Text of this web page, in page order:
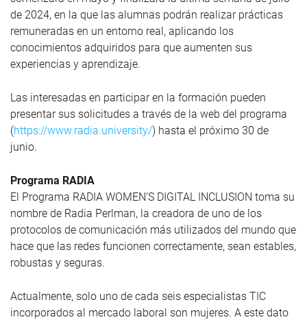
de 2024, en la que las alumnas podrán realizar prácticas
remuneradas en un entorno real, aplicando los
conocimientos adquiridos para que aumenten sus
experiencias y aprendizaje.
Las interesadas en participar en la formación pueden
presentar sus solicitudes a través de la web del programa
(https://www.radia.university/) hasta el próximo 30 de
junio.
Programa RADIA
El Programa RADIA WOMEN’S DIGITAL INCLUSION toma su
nombre de Radia Perlman, la creadora de uno de los
protocolos de comunicación más utilizados del mundo que
hace que las redes funcionen correctamente, sean estables,
robustas y seguras.
Actualmente, solo uno de cada seis especialistas TIC
incorporados al mercado laboral son mujeres. A este dato